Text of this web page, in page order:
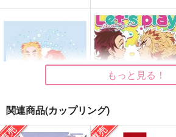
もっと見る！
関連商品(カップリング)